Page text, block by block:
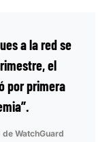
a la red se
el
por primera
WatchGuard